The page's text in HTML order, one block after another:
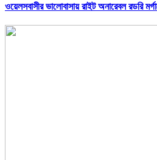
ওয়েলসবাসীর ভালোবাসায় রাইট অনারেবল রডরি